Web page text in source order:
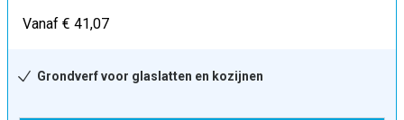
Vanaf € 41,07
Grondverf voor glaslatten en kozijnen